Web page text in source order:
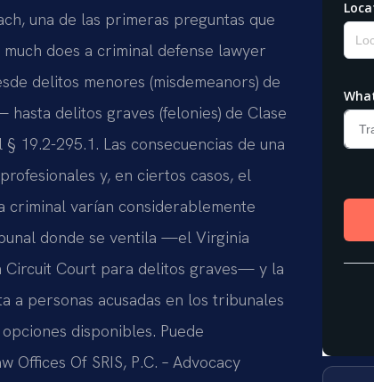
una de las primeras preguntas que
does a criminal defense lawyer
delitos menores (misdemeanors) de
delitos graves (felonies) de Clase
19.2-295.1. Las consecuencias de una
y, en ciertos casos, el
criminal varían considerablemente
donde se ventila —el Virginia
Circuit Court para delitos graves— y la
a personas acusadas en los tribunales
disponibles. Puede
Offices Of SRIS, P.C. – Advocacy